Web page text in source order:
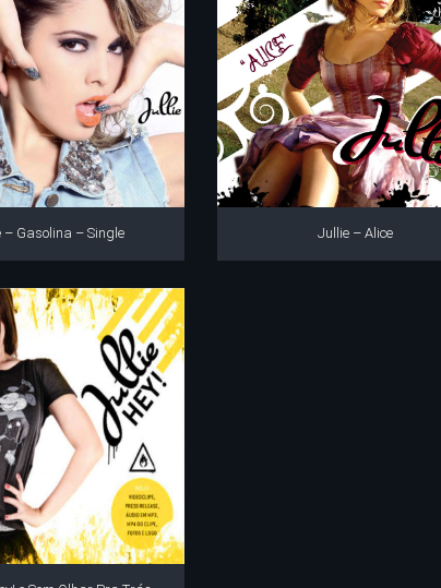
– Gasolina – Single Jullie – Alice